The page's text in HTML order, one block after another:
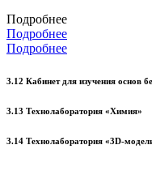
Подробнее
Подробнее
Подробнее
3.12 Кабинет для изучения основ
3.13 Технолаборатория «Химия»
3.14 Технолаборатория «3D-